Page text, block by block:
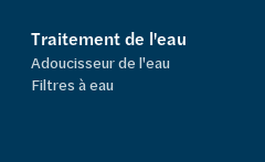
Traitement de l'eau
Adoucisseur de l'eau
Filtres à eau